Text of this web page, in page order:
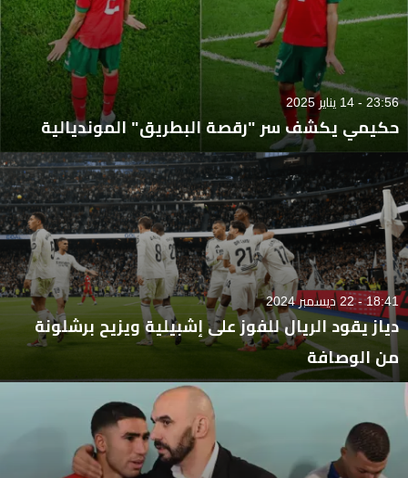
23:56 - 14 يناير 2025
حكيمي يكشف سر "رقصة البطريق" المونديالية
18:41 - 22 ديسمبر 2024
دياز يقود الريال للفوز على إشبيلية ويزيح برشلونة
من الوصافة